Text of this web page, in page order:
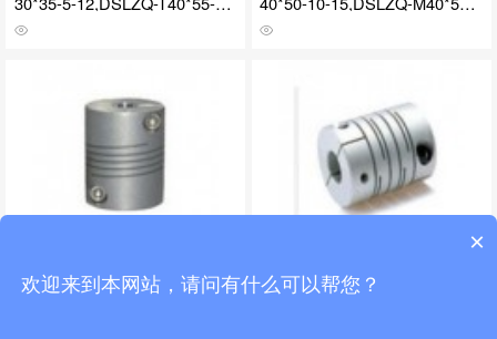
-20,DSLZQ-T,十字滑块式弹性
2-18,DSLZQ-M,梅花式弹性联
24*30-8-10,DSLZQ-R30*38-12
25*30-6-8,DSLZQ-P40*50-10-
×
欢迎来到本网站，请问有什么可以帮您？